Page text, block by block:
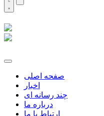
صفحه اصلی
اخبار
چند رسانه ای
درباره ما
ارتباط با ما